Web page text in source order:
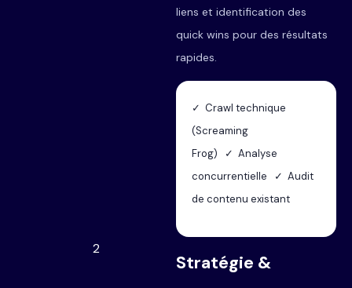
liens et identification des
quick wins pour des résultats
rapides.
✓ Crawl technique
(Screaming
Frog) ✓ Analyse
concurrentielle ✓ Audit
de contenu existant
2
Stratégie &